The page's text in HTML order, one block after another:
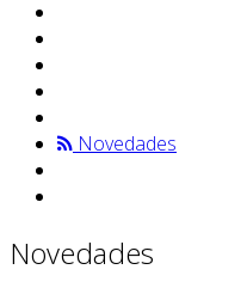
Novedades
Novedades